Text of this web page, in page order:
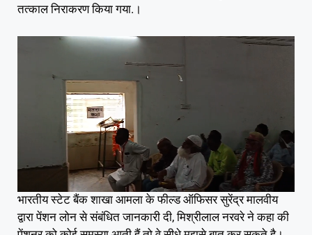
तत्काल निराकरण किया गया.।
भारतीय स्टेट बैंक शाखा आमला के फील्ड ऑफिसर सुरेंद्र मालवीय
द्वारा पेंशन लोन से संबंधित जानकारी दी, मिश्रीलाल नरवरे ने कहा की